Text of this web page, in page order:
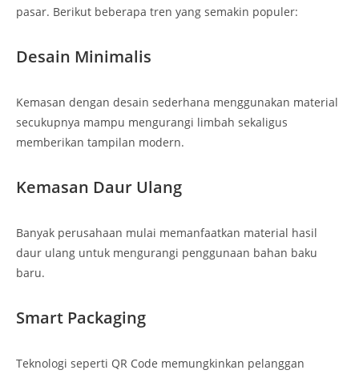
pasar. Berikut beberapa tren yang semakin populer:
Desain Minimalis
Kemasan dengan desain sederhana menggunakan material
secukupnya mampu mengurangi limbah sekaligus
memberikan tampilan modern.
Kemasan Daur Ulang
Banyak perusahaan mulai memanfaatkan material hasil
daur ulang untuk mengurangi penggunaan bahan baku
baru.
Smart Packaging
Teknologi seperti QR Code memungkinkan pelanggan